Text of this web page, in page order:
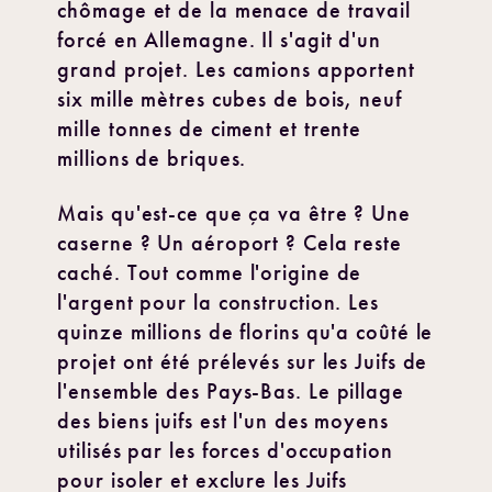
chômage et de la menace de travail
forcé en Allemagne. Il s'agit d'un
grand projet. Les camions apportent
six mille mètres cubes de bois, neuf
mille tonnes de ciment et trente
millions de briques.
Mais qu'est-ce que ça va être ? Une
caserne ? Un aéroport ? Cela reste
caché. Tout comme l'origine de
l'argent pour la construction. Les
quinze millions de florins qu'a coûté le
projet ont été prélevés sur les Juifs de
l'ensemble des Pays-Bas. Le pillage
des biens juifs est l'un des moyens
utilisés par les forces d'occupation
pour isoler et exclure les Juifs